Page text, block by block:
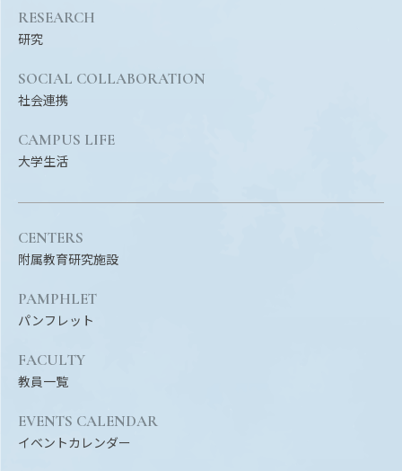
RESEARCH
研究
SOCIAL COLLABORATION
社会連携
CAMPUS LIFE
大学生活
CENTERS
附属教育研究施設
PAMPHLET
パンフレット
FACULTY
教員一覧
EVENTS CALENDAR
イベントカレンダー